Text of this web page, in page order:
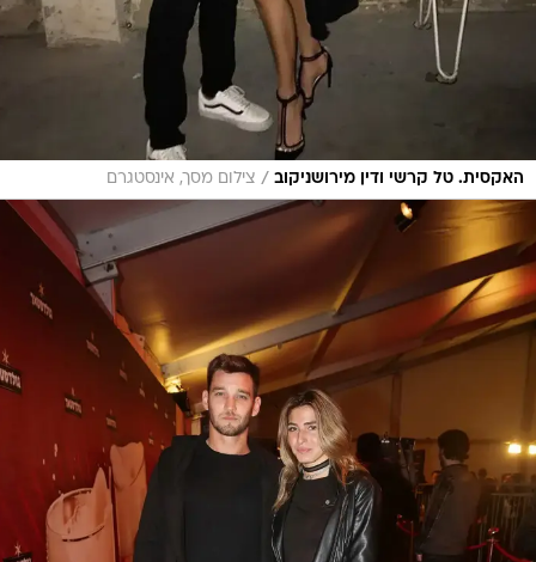
האקסית. טל קרשי ודין מירושניקוב / צילום מסך, אינסטגרם